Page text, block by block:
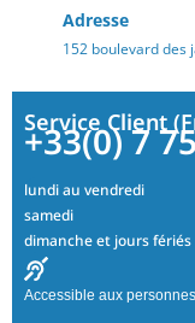
Adresse
152 boulevard des
Service Client
+33(0) 7
lundi au vendredi
samedi
dimanche et jours fériés
Accessible aux